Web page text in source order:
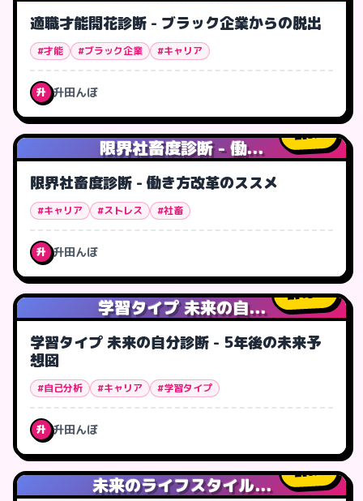
適職才能開花診断 - ブラック企業からの脱出
#才能 #ブラック企業 #キャリア
升 升田んぼ
限界社畜度診断 - 働...
3人
限界社畜度診断 - 働き方改革のススメ
#キャリア #ストレス #社畜
升 升田んぼ
学習タイプ 未来の自...
15人
学習タイプ 未来の自分診断 - 5年後の未来予
想図
#自己分析 #キャリア #学習タイプ
升 升田んぼ
未来のライフスタイル...
0人